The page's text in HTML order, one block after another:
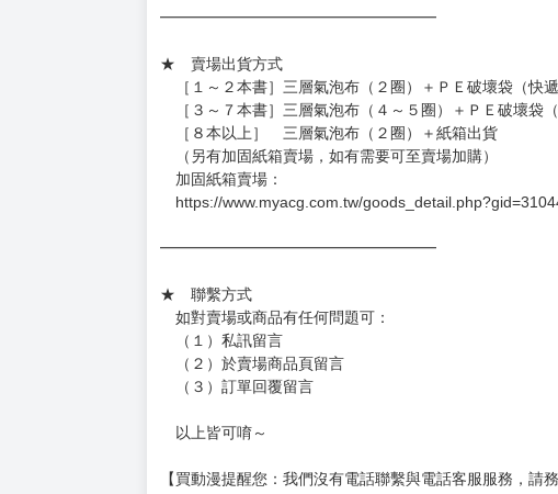
週一～週五 １０：００～１９：００
（假日＆國定假日休息，客服會不定時回覆）
．現貨商品：１～２天出貨（不含假日＆國定假日）
．已上市且非現貨商品：
－每週四～日下單者，於隔週五出貨
－每週一～三下單者，於隔週四出貨
★ 賣場出貨方式
［１～２本書］三層氣泡布（２圈）＋ＰＥ破壞袋（快遞
［３～７本書］三層氣泡布（４～５圈）＋ＰＥ破壞袋（
［８本以上］ 三層氣泡布（２圈）＋紙箱出貨
（另有加固紙箱賣場，如有需要可至賣場加購）
https://www.myacg.com.tw/
━━━━━━━━━━━━━━━━━━